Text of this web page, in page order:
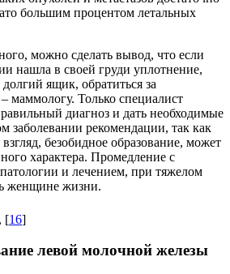
большим процентом летальных
можно сделать вывод, что если
нашла в своей груди уплотнение,
ящик, обратиться за
маммологу. Только специалист
диагноз и дать необходимые
заболевании рекомендации, так как
безобидное образование, может
характера. Промедление с
и лечением, при тяжелом
женщине жизни.
[16]
левой молочной железы